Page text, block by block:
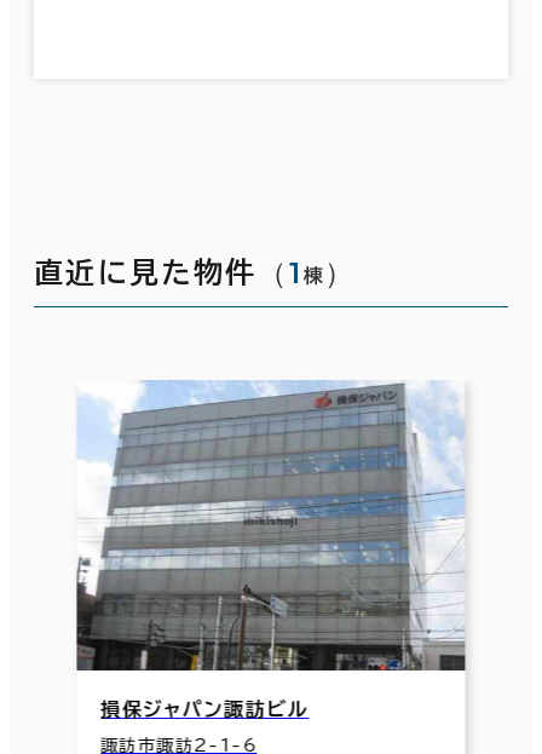
直近に見た物件 （1 棟 ）
損保ジャパン諏訪ビル
諏訪市諏訪2-1-6